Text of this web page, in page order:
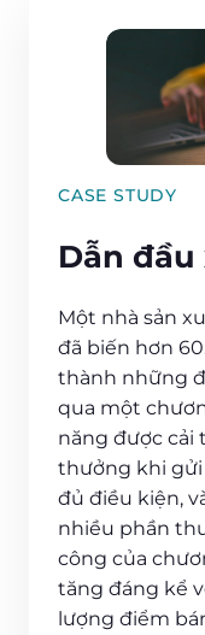
CASE STUDY
Dẫn
Một nhà sản
đã biến hơn
thành những
qua một
năng được cải
thưởng khi gửi
đủ điều kiện,
nhiều phần
công của
tăng đáng kể
lượng điểm